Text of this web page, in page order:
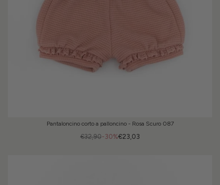
Pantaloncino corto a palloncino - Rosa Scuro 087
-30%
€32,90 €23,03